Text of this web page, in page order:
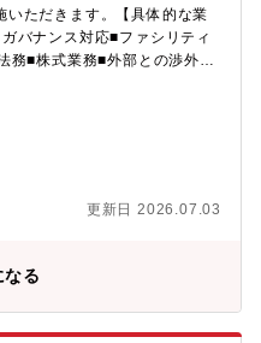
術開発を行い、その技術力で
にしてきた企業です。これま
としての実績、信頼と実力
新しい未来を始動させ、東
上高（連結）3兆3,617億円
名の大手電機メーカー
ンシャル技術の価値顕在化」
ョン（DE）、そしてデータを
タルトランスフォーメーショ
世界を最適化するクォンタム
して描き、デジタル化を通じ
いただきます。【具体的な業
バナンス対応■ファシリティ
務■株式業務■外部との渉外対
更新日 2026.07.03
なる